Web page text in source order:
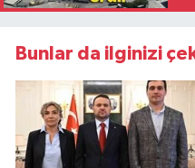
Bunlar da ilginizi